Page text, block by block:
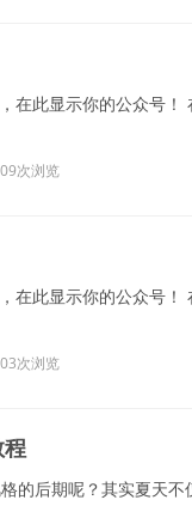
在此显示你的公众号
次浏览
在此显示你的公众号
次浏览
的后期呢？其实夏天